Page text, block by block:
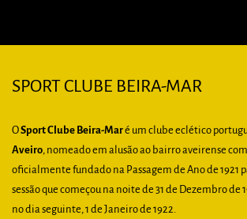
SPORT CLUBE BEIRA-MAR
OSport Clube Beira-Maré um clube eclético
Aveiro, nomeado em alusão ao bairro aveirense
oficialmente fundado na Passagem de Ano de 1921
sessão que começou na noite de 31 de Dezembro de
no dia seguinte, 1 de Janeiro de 1922.